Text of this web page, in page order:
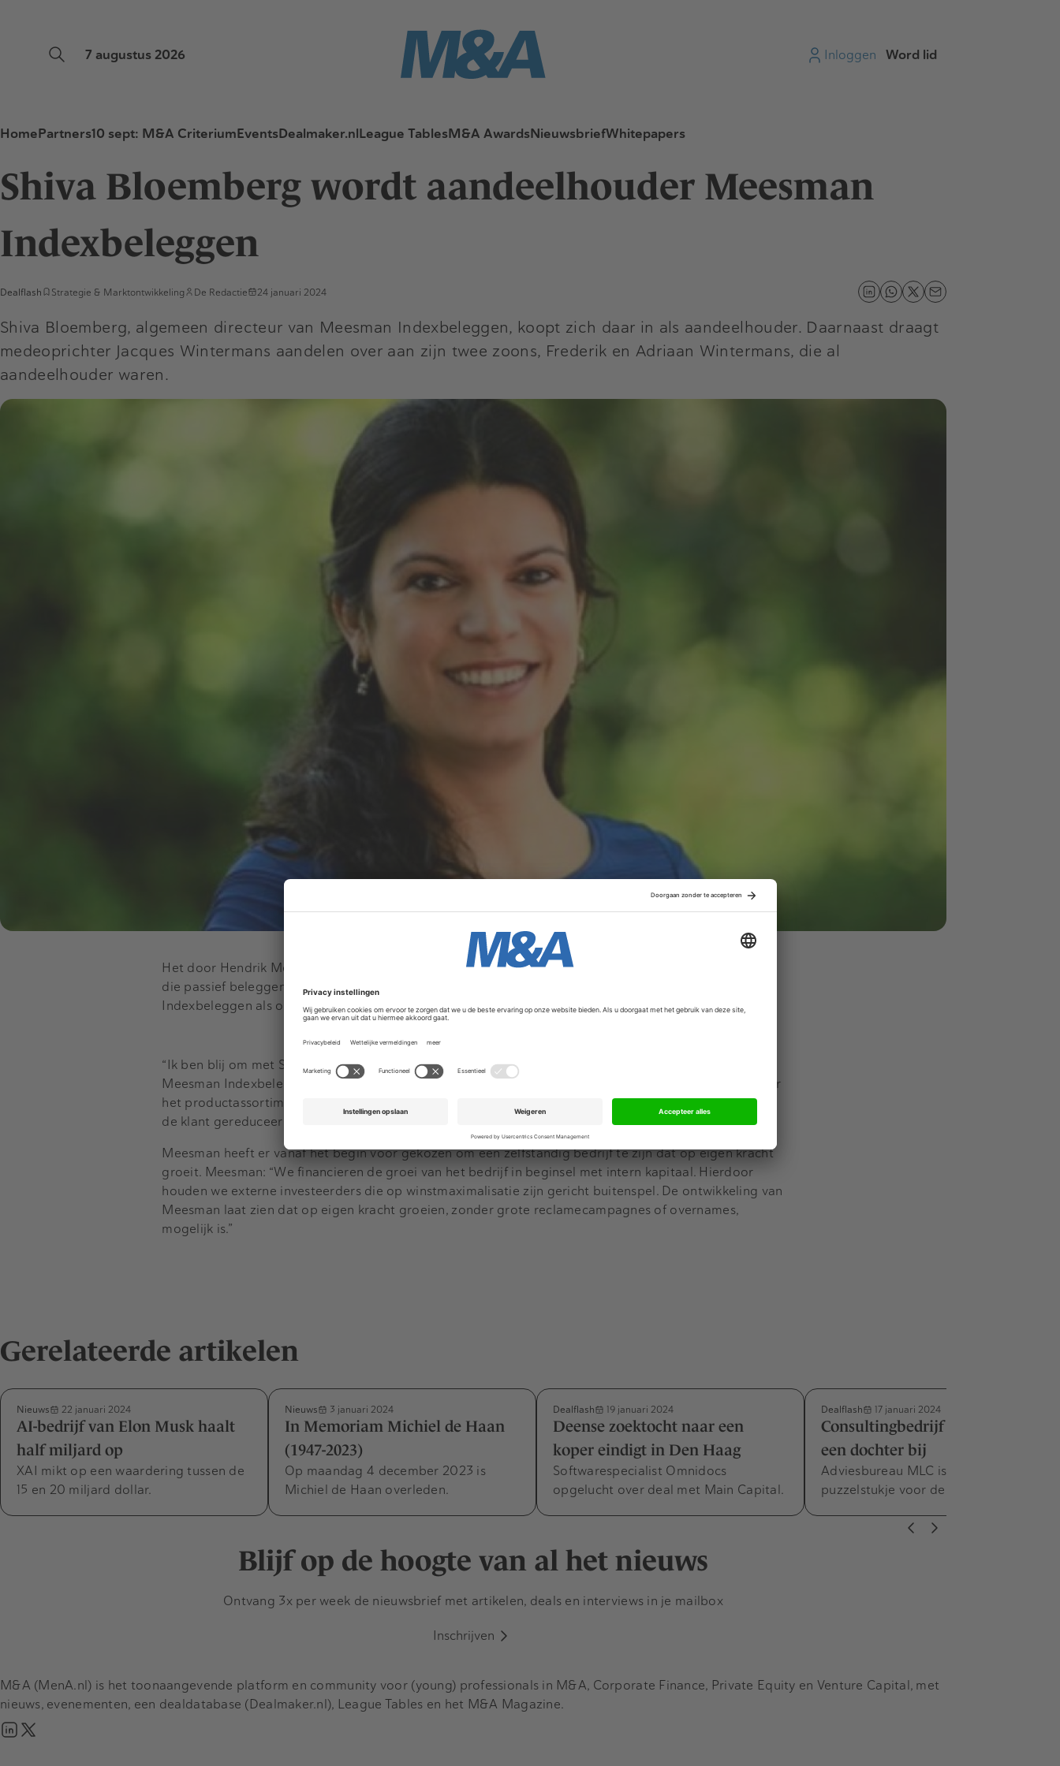
7 augustus 2026 Inloggen Word lid
HomePartners10 sept: M&A CriteriumEventsDealmaker.nlLeague TablesM&A AwardsNieuwsbriefWhitepapers
Shiva Bloemberg wordt aandeelhouder Meesman
Indexbeleggen
Dealflash Strategie & Marktontwikkeling De Redactie 24 januari 2024
Shiva Bloemberg, algemeen directeur van Meesman Indexbeleggen, koopt zich daar in als aandeelhouder. Daarnaast draagt
medeoprichter Jacques Wintermans aandelen over aan zijn twee zoons, Frederik en Adriaan Wintermans, die al
aandeelhouder waren.
Het door Hendrik Meesman opgerichte Meesman Indexbeleggen was in 2005 de eerste in Nederland
die passief beleggen voor particulieren mogelijk maakte. Shiva Bloemberg startte in 2018 bij Meesman
Indexbeleggen als operationeel directeur. Sinds twee jaar is ze algemeen directeur.
“Ik ben blij om met Shiva deze volgende stap te zetten”, zegt Hendrik Meesman, oprichter van
Meesman Indexbeleggen. “Ze heeft het bedrijf naar een hoger niveau getild. Zo is de afgelopen zes jaar
het productassortiment stevig uitgebreid, het fondsassortiment vereenvoudigd en zijn de kosten voor
de klant gereduceerd.”
Meesman heeft er vanaf het begin voor gekozen om een zelfstandig bedrijf te zijn dat op eigen kracht
groeit. Meesman: “We financieren de groei van het bedrijf in beginsel met intern kapitaal. Hierdoor
houden we externe investeerders die op winstmaximalisatie zijn gericht buitenspel. De ontwikkeling van
Meesman laat zien dat op eigen kracht groeien, zonder grote reclamecampagnes of overnames,
mogelijk is.”
Gerelateerde artikelen
Nieuws 22 januari 2024
AI-bedrijf van Elon Musk haalt
half miljard op
XAI mikt op een waardering tussen de
15 en 20 miljard dollar.
Nieuws 3 januari 2024
In Memoriam Michiel de Haan
(1947-2023)
Op maandag 4 december 2023 is
Michiel de Haan overleden.
Dealflash 19 januari 2024
Deense zoektocht naar een
koper eindigt in Den Haag
Softwarespecialist Omnidocs
opgelucht over deal met Main Capital.
Dealflash 17 januari 2024
Consultingbedrijf IG&H koopt er
een dochter bij
Adviesbureau MLC is het ontbrekende
puzzelstukje voor de dienstverlening.
Blijf op de hoogte van al het nieuws
Ontvang 3x per week de nieuwsbrief met artikelen, deals en interviews in je mailbox
Inschrijven
M&A (MenA.nl) is het toonaangevende platform en community voor (young) professionals in M&A, Corporate Finance, Private Equity en Venture Capital, met
nieuws, evenementen, een dealdatabase (Dealmaker.nl), League Tables en het M&A Magazine.